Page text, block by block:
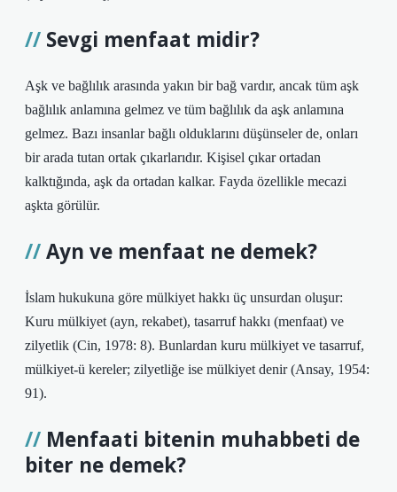
Sevgi menfaat midir?
Aşk ve bağlılık arasında yakın bir bağ vardır, ancak tüm aşk
bağlılık anlamına gelmez ve tüm bağlılık da aşk anlamına
gelmez. Bazı insanlar bağlı olduklarını düşünseler de, onları
bir arada tutan ortak çıkarlarıdır. Kişisel çıkar ortadan
kalktığında, aşk da ortadan kalkar. Fayda özellikle mecazi
aşkta görülür.
Ayn ve menfaat ne demek?
İslam hukukuna göre mülkiyet hakkı üç unsurdan oluşur:
Kuru mülkiyet (ayn, rekabet), tasarruf hakkı (menfaat) ve
zilyetlik (Cin, 1978: 8). Bunlardan kuru mülkiyet ve tasarruf,
mülkiyet-ü kereler; zilyetliğe ise mülkiyet denir (Ansay, 1954:
91).
Menfaati bitenin muhabbeti de
biter ne demek?